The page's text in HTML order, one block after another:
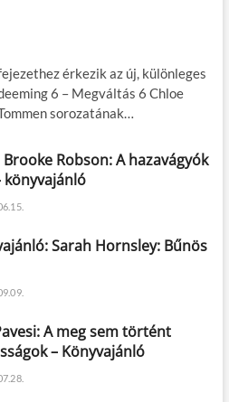
érkezik az új, különleges
6 – Megváltás 6 Chloe
sorozatának…
Brooke Robson: A hazavágyók
könyvajánló
Sarah Hornsley: Bűnös
A meg sem történt
– Könyvajánló